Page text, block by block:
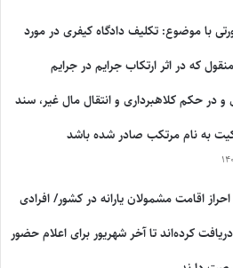
با موضوع: تکلیف دادگاه کیفری در مورد
که در اثر ارتکاب جرایم در جرایم
و در حکم کلاهبرداری و انتقال مال غیر، سند
به نام مرتکب صادر شده باشد
احراز اقامت مشمولان یارانه در کشور/ افرادی
کرده‌اند تا آخر شهریور برای اعلام حضور